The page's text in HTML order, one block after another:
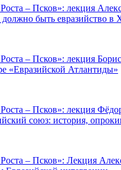
– Псков»: лекция
быть евразийство в
– Псков»: лекция
«Евразийской Атлантиды»
– Псков»: лекция
союз: история,
– Псков»: Лекция